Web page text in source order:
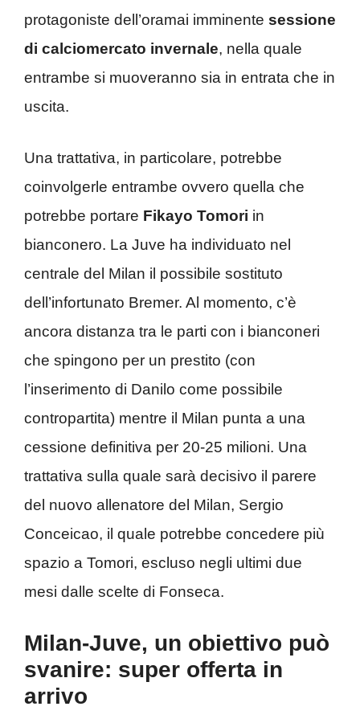
protagoniste dell’oramai imminente sessione
di calciomercato invernale, nella quale
entrambe si muoveranno sia in entrata che in
uscita.
Una trattativa, in particolare, potrebbe
coinvolgerle entrambe ovvero quella che
potrebbe portare Fikayo Tomori in
bianconero. La Juve ha individuato nel
centrale del Milan il possibile sostituto
dell’infortunato Bremer. Al momento, c’è
ancora distanza tra le parti con i bianconeri
che spingono per un prestito (con
l’inserimento di Danilo come possibile
contropartita) mentre il Milan punta a una
cessione definitiva per 20-25 milioni. Una
trattativa sulla quale sarà decisivo il parere
del nuovo allenatore del Milan, Sergio
Conceicao, il quale potrebbe concedere più
spazio a Tomori, escluso negli ultimi due
mesi dalle scelte di Fonseca.
Milan-Juve, un obiettivo può
svanire: super offerta in
arrivo